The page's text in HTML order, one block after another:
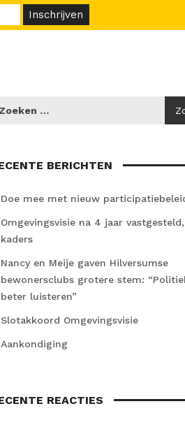
BERICHTEN
Doe mee met nieuw
Omgevingsvisie na 4 jaar
kaders
Nancy en Meije gaven Hilversumse
bewonersclubs grotere stem:
beter luisteren”
Slotakkoord Omgevingsvisie
Aankondiging
REACTIES